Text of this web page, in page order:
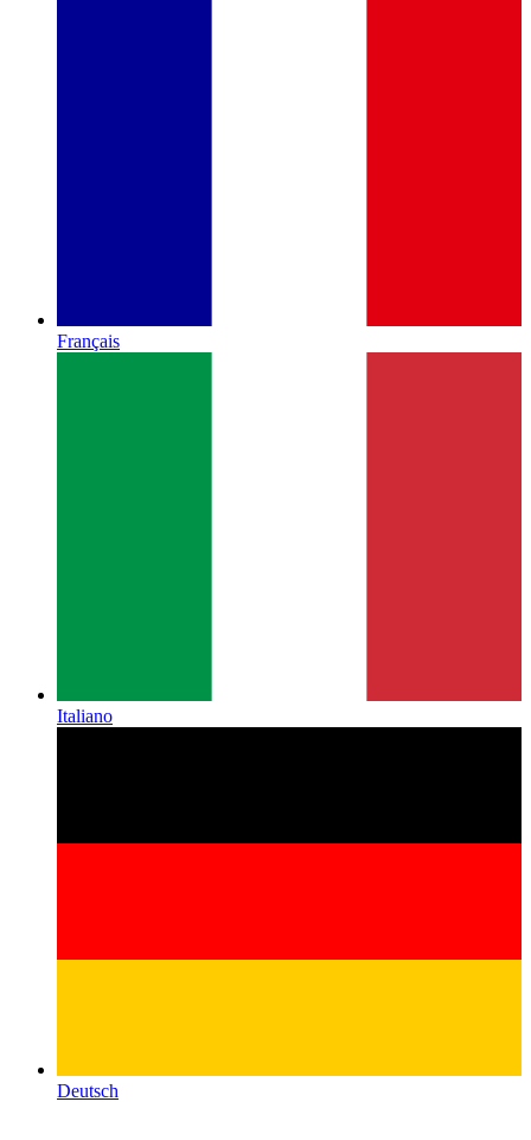
Français
Italiano
Deutsch